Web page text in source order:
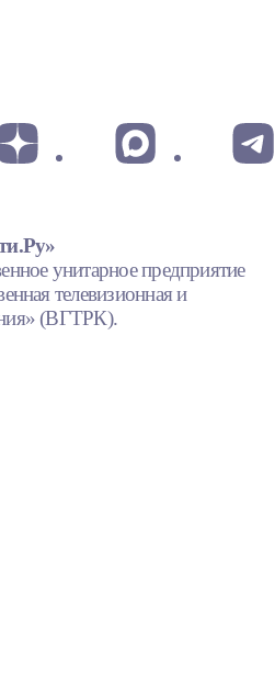
унитарное предприятие
телевизионная и
(ВГТРК).